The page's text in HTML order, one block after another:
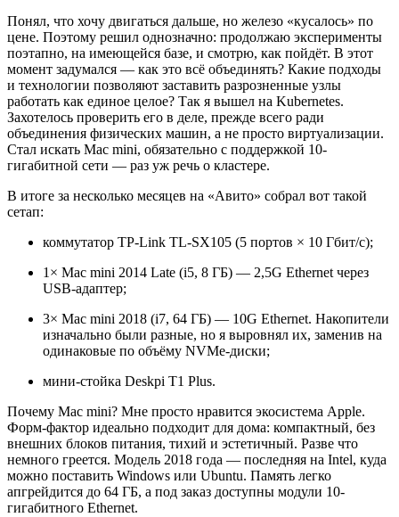
Понял, что хочу двигаться дальше, но железо «кусалось» по
цене. Поэтому решил однозначно: продолжаю эксперименты
поэтапно, на имеющейся базе, и смотрю, как пойдёт. В этот
момент задумался — как это всё объединять? Какие подходы
и технологии позволяют заставить разрозненные узлы
работать как единое целое? Так я вышел на Kubernetes.
Захотелось проверить его в деле, прежде всего ради
объединения физических машин, а не просто виртуализации.
Стал искать Mac mini, обязательно с поддержкой 10-
гигабитной сети — раз уж речь о кластере.
В итоге за несколько месяцев на «Авито» собрал вот такой
сетап:
коммутатор TP-Link TL-SX105 (5 портов × 10 Гбит/с);
1× Mac mini 2014 Late (i5, 8 ГБ) — 2,5G Ethernet через
USB-адаптер;
3× Mac mini 2018 (i7, 64 ГБ) — 10G Ethernet. Накопители
изначально были разные, но я выровнял их, заменив на
одинаковые по объёму NVMe-диски;
мини-стойка Deskpi T1 Plus.
Почему Mac mini? Мне просто нравится экосистема Apple.
Форм-фактор идеально подходит для дома: компактный, без
внешних блоков питания, тихий и эстетичный. Разве что
немного греется. Модель 2018 года — последняя на Intel, куда
можно поставить Windows или Ubuntu. Память легко
апгрейдится до 64 ГБ, а под заказ доступны модули 10-
гигабитного Ethernet.